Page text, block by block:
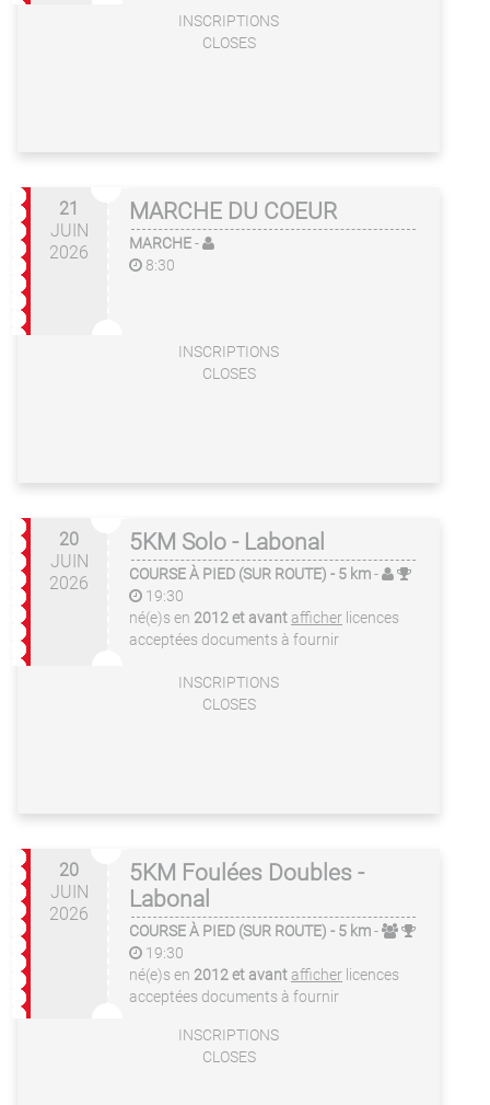
INSCRIPTIONS
CLOSES
21
JUIN
2026
MARCHE DU COEUR
MARCHE-
8:30
INSCRIPTIONS
CLOSES
20
JUIN
2026
5KM Solo - Labonal
COURSE À PIED (SUR ROUTE) - 5 km-
19:30
né(e)s en 2012 et avantafficher licences
acceptées documents à fournir
INSCRIPTIONS
CLOSES
20
JUIN
2026
5KM Foulées Doubles -
Labonal
COURSE À PIED (SUR ROUTE) - 5 km-
19:30
né(e)s en 2012 et avantafficher licences
acceptées documents à fournir
INSCRIPTIONS
CLOSES